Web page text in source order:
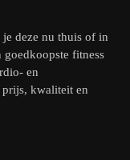
deze nu thuis of in
fitness
en
kwaliteit en